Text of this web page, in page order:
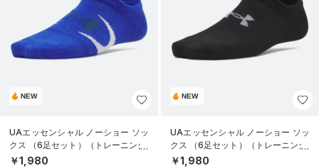
NEW
UAエッセンシャル ノーショー ソッ
クス （6足セット）（トレーニング/
KIDS）
￥1,980
NEW
UAエッセンシャル ノーショー ソッ
クス （6足セット）（トレーニング/
KIDS）
￥1,980